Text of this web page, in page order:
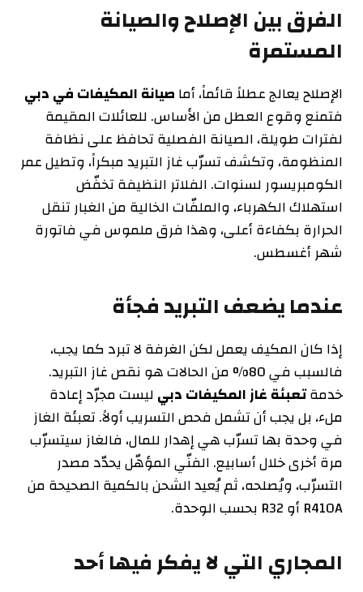
الفرق بين الإصلاح والصيانة
المستمرة
الإصلاح يعالج عطلاً قائماً، أماصيانة المكيفات في دبي
فتمنع وقوع العطل من الأساس. للعائلات المقيمة
لفترات طويلة، الصيانة الفصلية تحافظ على نظافة
المنظومة، وتكشف تسرّب غاز التبريد مبكراً، وتطيل عمر
الكومبريسور لسنوات. الفلاتر النظيفة تخفّض
استهلاك الكهرباء، والملفّات الخالية من الغبار تنقل
الحرارة بكفاءة أعلى، وهذا فرق ملموس في فاتورة
شهر أغسطس.
عندما يضعف التبريد فجأة
إذا كان المكيف يعمل لكن الغرفة لا تبرد كما يجب،
فالسبب في 80% من الحالات هو نقص غاز التبريد.
خدمةتعبئة غاز المكيفات دبيليست مجرّد إعادة
ملء، بل يجب أن تشمل فحص التسريب أولاً. تعبئة الغاز
في وحدة بها تسرّب هي إهدار للمال، فالغاز سيتسرّب
مرة أخرى خلال أسابيع. الفنّي المؤهّل يحدّد مصدر
التسرّب، ويُصلحه، ثم يُعيد الشحن بالكمية الصحيحة من
R410A أو R32 بحسب الوحدة.
المجاري التي لا يفكر فيها أحد